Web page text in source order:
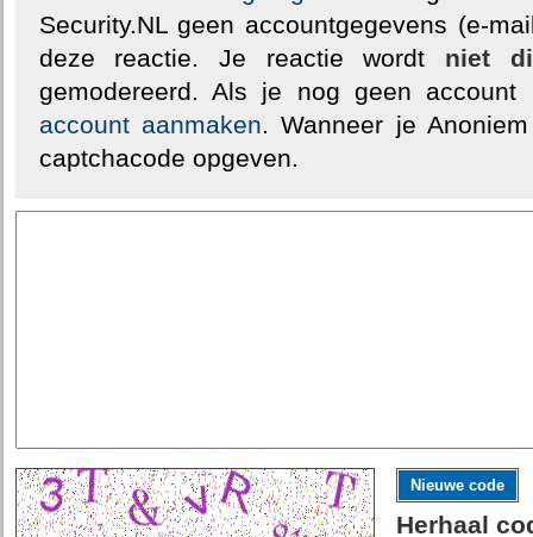
Security.NL geen accountgegevens (e-
deze reactie. Je reactie wordt niet
gemodereerd. Als je nog geen
account aanmaken. Wanneer je
captchacode opgeven.
Nieuwe code
Herhaal